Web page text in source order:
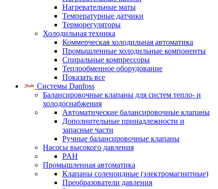
Нагревательные маты
Температурные датчики
Терморегуляторы
Холодильная техника
Коммерческая холодильная автоматика
Промышленные холодильные компоненты
Спиральные компрессоры
Теплообменное оборудование
Показать все
Системы Danfoss
Балансировочные клапаны для систем тепло- и
холодоснабжения
Автоматические балансировочные клапаны
Дополнительные принадлежности и
запасные части
Ручные балансировочные клапаны
Насосы высокого давления
PAH
Промышленная автоматика
Клапаны соленоидные (электромагнитные)
Преобразователи давления